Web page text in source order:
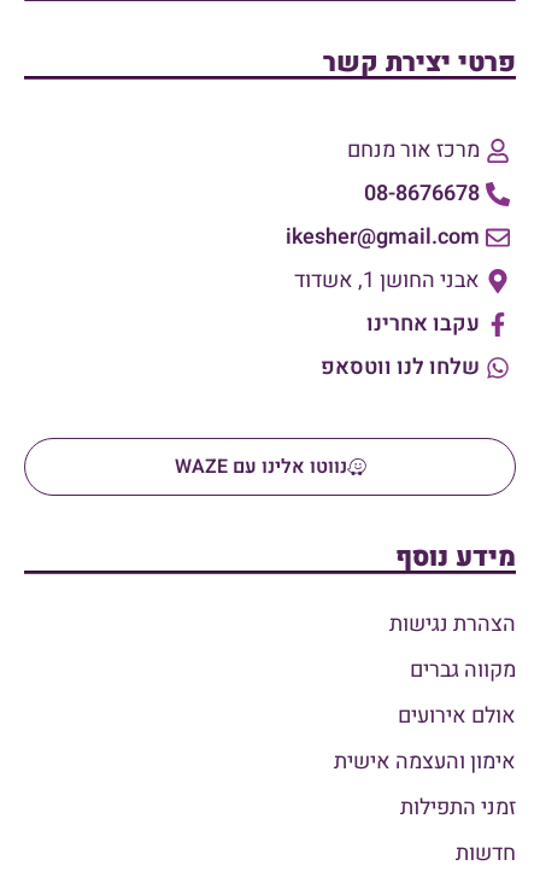
פרטי יצירת קשר
מרכז אור מנחם
08-8676678
ikesher@gmail.com
אבני החושן 1, אשדוד
עקבו אחרינו
שלחו לנו ווטסאפ
נווטו אלינו עם WAZE
מידע נוסף
הצהרת נגישות
מקווה גברים
אולם אירועים
אימון והעצמה אישית
זמני התפילות
חדשות